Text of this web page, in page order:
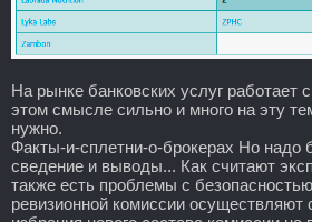
На рынке банковских услуг работает
этом смысле сильно и много на эту
нужно.
Факты-и-сплетни-о-брокерах Но надо
сведение и выводы... Как считают
также есть проблемы с
ревизионной комиссии осуществляют